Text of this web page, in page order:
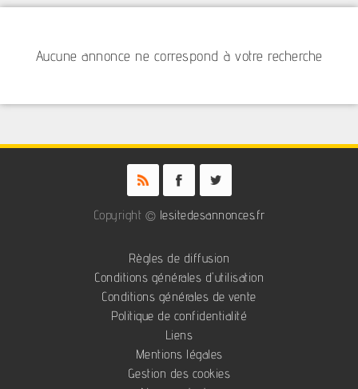
Aucune annonce ne correspond à votre recherche
Copyright © lesitedesannonces.fr
Règles de diffusion
Conditions générales d'utilisation
Conditions générales de vente
Politique de confidentialité
Liens
Mentions légales
Gestion des cookies